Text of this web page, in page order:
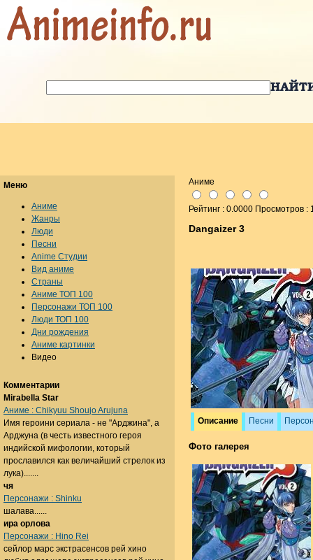
Аниме
Рейтинг : 0.0000 Просмотров :
Dangaizer 3
Описание Песни
Фото галерея
Меню
Аниме
Жанры
Люди
Песни
Anime Студии
Вид аниме
Страны
Аниме ТОП 100
Персонажи ТОП 100
Люди ТОП 100
Дни рождения
Аниме картинки
Видео
Комментарии
Mirabella Star
Аниме : Chikyuu Shoujo Arujuna
Имя героини сериала - не "Арджина", а
Арджуна (в честь известного героя
индийской мифологии, который
прославился как величайший стрелок из
лука).......
чя
Персонажи : Shinku
шалава......
ира орлова
Персонажи : Hino Rei
сейлор марс экстрасенсов рей хино